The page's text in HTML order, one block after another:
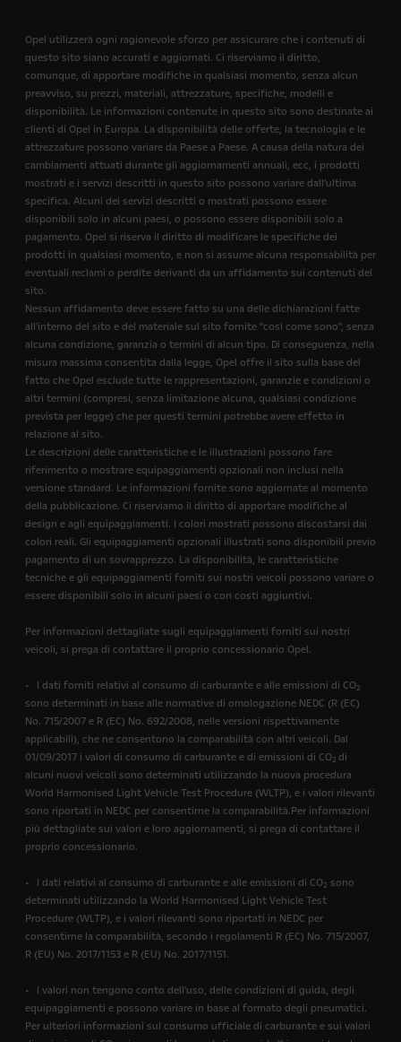
Opel utilizzerà ogni ragionevole sforzo per assicurare che i contenuti di
questo sito siano accurati e aggiornati. Ci riserviamo il diritto,
comunque, di apportare modifiche in qualsiasi momento, senza alcun
preavviso, su prezzi, materiali, attrezzature, specifiche, modelli e
disponibilità. Le informazioni contenute in questo sito sono destinate ai
clienti di Opel in Europa. La disponibilità delle offerte, la tecnologia e le
attrezzature possono variare da Paese a Paese. A causa della natura dei
cambiamenti attuati durante gli aggiornamenti annuali, ecc, i prodotti
mostrati e i servizi descritti in questo sito possono variare dall'ultima
specifica. Alcuni dei servizi descritti o mostrati possono essere
disponibili solo in alcuni paesi, o possono essere disponibili solo a
pagamento. Opel si riserva il diritto di modificare le specifiche dei
prodotti in qualsiasi momento, e non si assume alcuna responsabilità per
eventuali reclami o perdite derivanti da un affidamento sui contenuti del
sito.
Nessun affidamento deve essere fatto su una delle dichiarazioni fatte
all'interno del sito e del materiale sul sito fornite "così come sono", senza
alcuna condizione, garanzia o termini di alcun tipo. Di conseguenza, nella
misura massima consentita dalla legge, Opel offre il sito sulla base del
fatto che Opel esclude tutte le rappresentazioni, garanzie e condizioni o
altri termini (compresi, senza limitazione alcuna, qualsiasi condizione
prevista per legge) che per questi termini potrebbe avere effetto in
relazione al sito.
Le descrizioni delle caratteristiche e le illustrazioni possono fare
riferimento o mostrare equipaggiamenti opzionali non inclusi nella
versione standard. Le informazioni fornite sono aggiornate al momento
della pubblicazione. Ci riserviamo il diritto di apportare modifiche al
design e agli equipaggiamenti. I colori mostrati possono discostarsi dai
colori reali. Gli equipaggiamenti opzionali illustrati sono disponibili previo
pagamento di un sovrapprezzo. La disponibilità, le caratteristiche
tecniche e gli equipaggiamenti forniti sui nostri veicoli possono variare o
essere disponibili solo in alcuni paesi o con costi aggiuntivi.
Per informazioni dettagliate sugli equipaggiamenti forniti sui nostri
veicoli, si prega di contattare il proprio concessionario Opel.
• I dati forniti relativi al consumo di carburante e alle emissioni di CO2
sono determinati in base alle normative di omologazione NEDC (R (EC)
No. 715/2007 e R (EC) No. 692/2008, nelle versioni rispettivamente
applicabili), che ne consentono la comparabilità con altri veicoli. Dal
01/09/2017 i valori di consumo di carburante e di emissioni di CO2 di
alcuni nuovi veicoli sono determinati utilizzando la nuova procedura
World Harmonised Light Vehicle Test Procedure (WLTP), e i valori rilevanti
sono riportati in NEDC per consentirne la comparabilità.Per informazioni
più dettagliate sui valori e loro aggiornamenti, si prega di contattare il
proprio concessionario.
• I dati relativi al consumo di carburante e alle emissioni di CO2 sono
determinati utilizzando la World Harmonised Light Vehicle Test
Procedure (WLTP), e i valori rilevanti sono riportati in NEDC per
consentirne la comparabilità, secondo i regolamenti R (EC) No. 715/2007,
R (EU) No. 2017/1153 e R (EU) No. 2017/1151.
• I valori non tengono conto dell'uso, delle condizioni di guida, degli
equipaggiamenti e possono variare in base al formato degli pneumatici.
Per ulteriori informazioni sul consumo ufficiale di carburante e sui valori